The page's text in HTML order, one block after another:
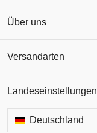
Über uns
Versandarten
Landeseinstellungen
Deutschland